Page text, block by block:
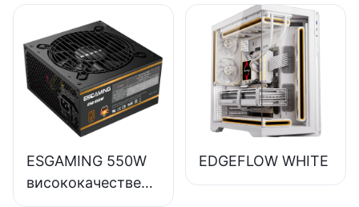
настолни
компютри с 85%
ефективност,
пълномодулно,
80+ бронзово,
ESB650W
ESGAMING 550W
висококачествени
EDGEFLOW WHITE